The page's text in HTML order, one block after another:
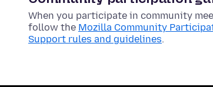
When you participate in community
follow the Mozilla Community
Support rules and guidelines.